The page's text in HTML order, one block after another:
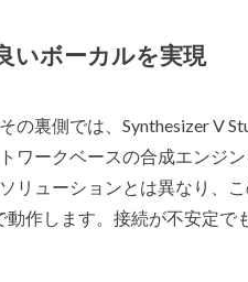
いボーカルを実現
裏側では、Synthesizer V
ークベースの合成エンジン
リューションとは異なり、
作します。接続が不安定で